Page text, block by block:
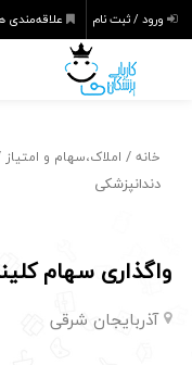
ورود / ثبت نام علاقه‌مندی
خانه / املاک،سهام و امتیاز
دندانپزشکی
واگذاری سهام
آذربایجان شرقی